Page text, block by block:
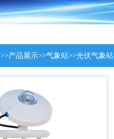
>>产品展示>>气象站>>光伏气象站